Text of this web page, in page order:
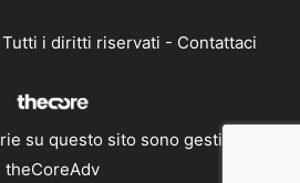
i diritti riservati - Contattaci
su questo sito sono gestite da
theCoreAdv